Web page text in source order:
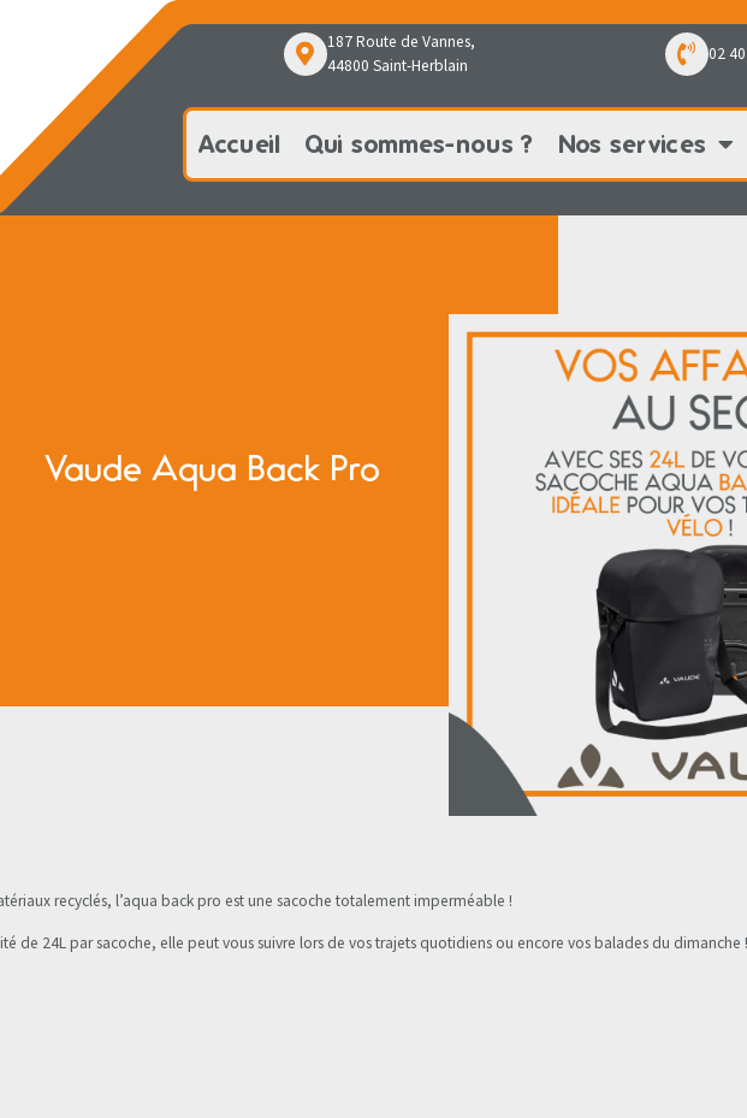
187 Route de Vannes,
44800 Saint-Herblain
02
Accueil Qui sommes-nous ? Nos services
Qui sommes-nous ?
Vaude Aqua Back Pro
recyclés, l’aqua back pro est une sacoche totalement imperméable !
de 24L par sacoche, elle peut vous suivre lors de vos trajets quotidiens ou encore vos balades du dimanche